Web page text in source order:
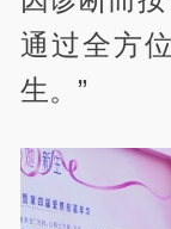
通过全方
生。”